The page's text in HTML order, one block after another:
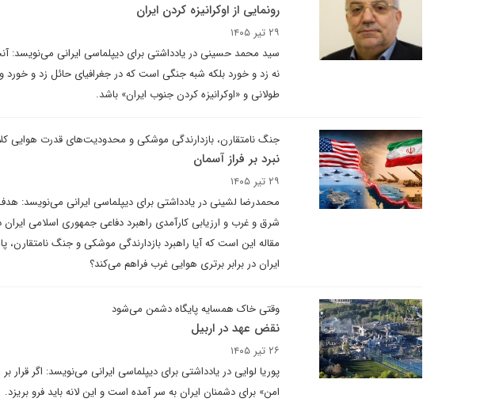
رونمایی از اوکرانیزه کردن ایران
۲۹ تیر ۱۴۰۵
سید محمد حسینی در یادداشتی برای دیپلماسی ایرانی
نه زد و خورد بلکه شبه جنگی است که در جغرافیای حائل زد و
طولانی و «اوکرانیزه کردن جنوب ایران» باشد.
جنگ نامتقارن، بازدارندگی موشکی و محدودیت‌های قدرت هوایی
نبرد بر فراز آسمان
۲۹ تیر ۱۴۰۵
محمدرضا لشینی در یادداشتی برای دیپلماسی ایرانی می‌نویسد:
شرق و غرب و ارزیابی کارآمدی راهبرد دفاعی جمهوری اسلامی
مقاله این است که آیا راهبرد بازدارندگی موشکی و جنگ
ایران در برابر برتری هوایی غرب فراهم می‌کند؟
وقتی خاک همسایه پایگاه دشمن می‌شود
نقض عهد در اربیل
۲۶ تیر ۱۴۰۵
پوریا لوایی در یادداشتی برای دیپلماسی ایرانی می‌نویسد: اگر قرار
امن» برای دشمنان ایران به سر آمده است و این لانه باید فرو بریزد.